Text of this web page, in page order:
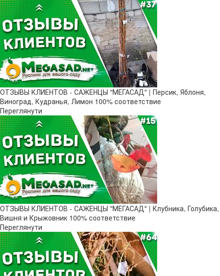
ОТЗЫВЫ КЛИЕНТОВ - САЖЕНЦЫ "МЕГАСАД" | Персик, Яблоня,
Виноград, Кудранья, Лимон 100% соответствие
Переглянути
ОТЗЫВЫ КЛИЕНТОВ - САЖЕНЦЫ "МЕГАСАД" | Клубника, Голубика,
Вишня и Крыжовник 100% соответствие
Переглянути